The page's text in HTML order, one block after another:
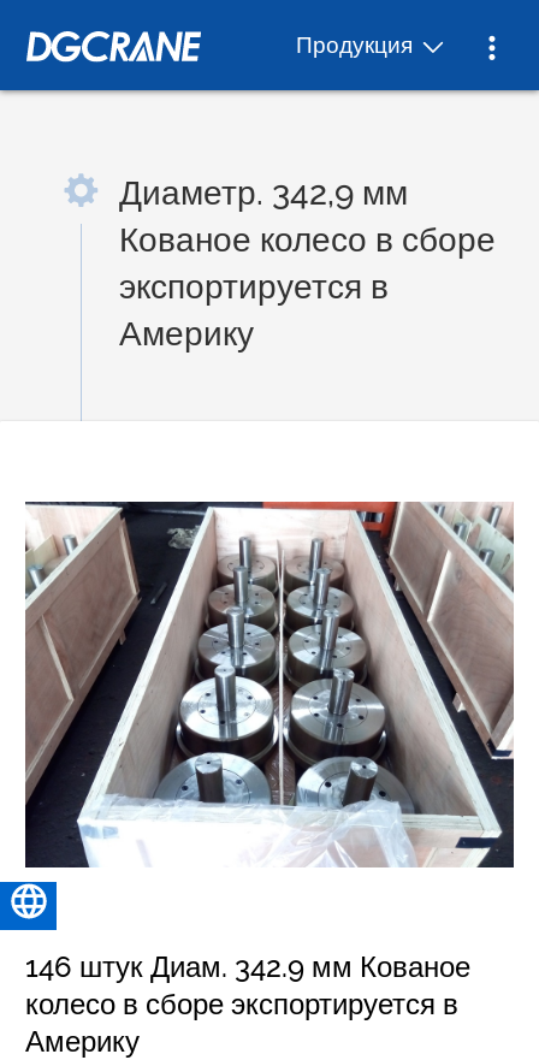
Продукция
Диаметр. 342,9 мм
Кованое колесо в сборе
экспортируется в
Америку
146 штук Диам. 342.9 мм Кованое
колесо в сборе экспортируется в
Америку
Русский